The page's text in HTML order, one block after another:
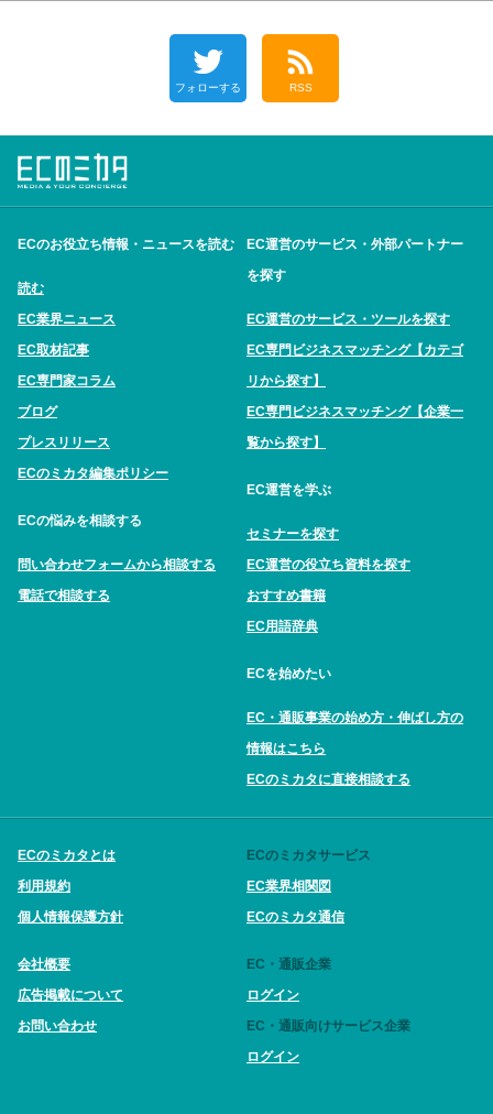
フォローする RSS
ECのお役立ち情報・ニュースを読む
読む
EC業界ニュース
EC取材記事
EC専門家コラム
ブログ
プレスリリース
ECのミカタ編集ポリシー
ECの悩みを相談する
問い合わせフォームから相談する
電話で相談する
EC運営のサービス・外部パートナー
を探す
EC運営のサービス・ツールを探す
EC専門ビジネスマッチング【カテゴ
リから探す】
EC専門ビジネスマッチング【企業一
覧から探す】
EC運営を学ぶ
セミナーを探す
EC運営の役立ち資料を探す
おすすめ書籍
EC用語辞典
ECを始めたい
EC・通販事業の始め方・伸ばし方の
情報はこちら
ECのミカタに直接相談する
ECのミカタとは
利用規約
個人情報保護方針
会社概要
広告掲載について
お問い合わせ
ECのミカタサービス
EC業界相関図
ECのミカタ通信
EC・通販企業
ログイン
EC・通販向けサービス企業
ログイン